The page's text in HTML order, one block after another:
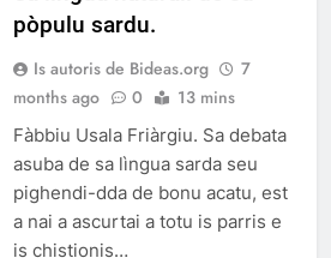
pòpulu sardu.
Is autoris de Bideas.org
7
months ago
0 13 mins
Fàbbiu Usala Friàrgiu. Sa debata
asuba de sa lìngua sarda seu
pighendi-dda de bonu acatu, est
a nai a ascurtai a totu is parris e
is chistionis…